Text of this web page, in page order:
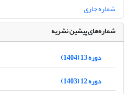
شماره جاری
شماره‌های پیشین نشریه
دوره 13 (1404)
دوره 12 (1403)